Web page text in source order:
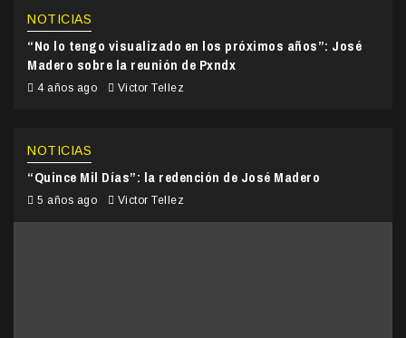
NOTICIAS
“No lo tengo visualizado en los próximos años”: José
Madero sobre la reunión de Pxndx
4 años ago Victor Tellez
NOTICIAS
“Quince Mil Días”: la redención de José Madero
5 años ago Victor Tellez